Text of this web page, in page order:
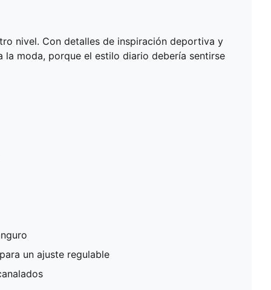
nivel. Con detalles de inspiración deportiva y
moda, porque el estilo diario debería sentirse
un ajuste regulable